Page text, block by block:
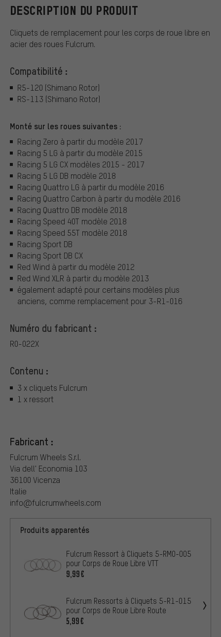
DESCRIPTION DU PRODUIT
Cliquets de remplacement pour les corps de roue libre en
acier des roues Fulcrum.
Compatibilité :
R5-120 (Shimano Rotor)
RS-113 (Shimano Rotor)
Monté sur les roues suivantes :
Racing Zero à partir du modèle 2017
Racing 5 LG à partir du modèle 2015
Racing 5 LG CX modèles 2015 - 2017
Racing 5 LG DB modèle 2018
Racing Quattro LG à partir du modèle 2016
Racing Quattro Carbon à partir du modèle 2016
Racing Quattro DB modèle 2018
Racing Speed 40T modèle 2018
Racing Speed 55T modèle 2018
Racing Sport DB
Racing Sport DB CX
Red Wind à partir du modèle 2012
Red Wind XLR à partir du modèle 2013
également adapté pour certains modèles plus
anciens, comme remplacement pour 3-R1-016
Numéro du fabricant :
R0-022X
Contenu :
3 x cliquets Fulcrum
1 x ressort
Fabricant :
Fulcrum Wheels S.r.l.
Via dell' Economia 103
36100 Vicenza
Italie
info@fulcrumwheels.com
Produits apparentés
Fulcrum Ressort à Cliquets 5-RM0-005
pour Corps de Roue Libre VTT
9,99€
Fulcrum Ressorts à Cliquets 5-R1-015
pour Corps de Roue Libre Route
5,99€